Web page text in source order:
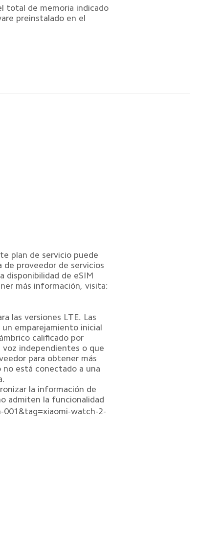
total de memoria indicado
preinstalado en el
plan de servicio puede
proveedor de servicios
disponibilidad de eSIM
más información, visita:
las versiones LTE. Las
emparejamiento inicial
calificado por
voz independientes o que
para obtener más
está conectado a una
la información de
admiten la funcionalidad
watch-2-